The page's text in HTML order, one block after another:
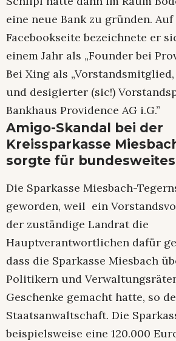
eine neue Bank zu gründen.
Facebookseite bezeichnete er
einem Jahr als „Founder bei
Bei Xing als
und desigierter (sic!)
Bankhaus Providence AG i.G.”
Amigo-Skandal bei der
Kreissparkasse
sorgte für
Die Sparkasse Miesbach-
geworden, weil ein
der zuständige Landrat die
Hauptverantwortlichen dafür
dass die Sparkasse Miesbach
Politikern und
Geschenke gemacht hatte, so
Staatsanwaltschaft. Die
beispielsweise eine 120.000